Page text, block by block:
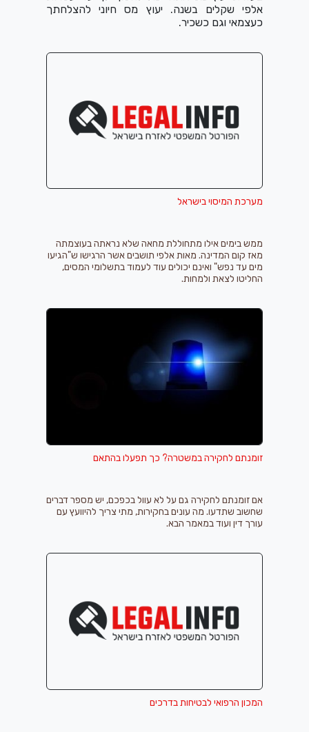
אלפי שקלים בשנה. יעוץ מס חיוני להצלחתך
כעצמאי וגם כשכיר.
מערכת המיסוי בישראל
ממש בימים אילו מתחוללת מחאה שלא נראתה בעוצמתה
מאז קום המדינה. מאות אלפי תושבים אשר הרגישו ש"הגיעו
מים עד נפש" ואינם יכולים עוד לעמוד בתשלומי המסים,
החליטו לצאת ולמחות.
זומנתם לחקירה במשטרה? כך תפעלו בהתאם
אם זומנתם לחקירה גם על לא עוול בכפכם, יש מספר דברים
שחשוב שתדעו. מה עונים בחקירות, מתי צריך להיוועץ עם
עורך דין ועוד במאמר הבא.
המכון הרפואי לבטיחות בדרכים